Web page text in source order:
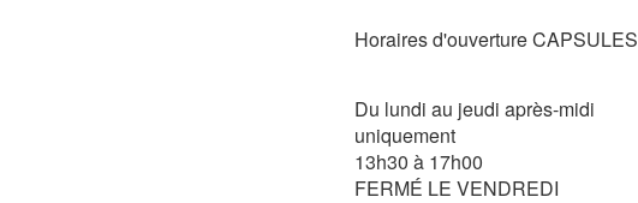
Horaires d'ouverture CAPSULES
Du lundi au jeudi après-midi
uniquement
13h30 à 17h00
FERMÉ LE VENDREDI